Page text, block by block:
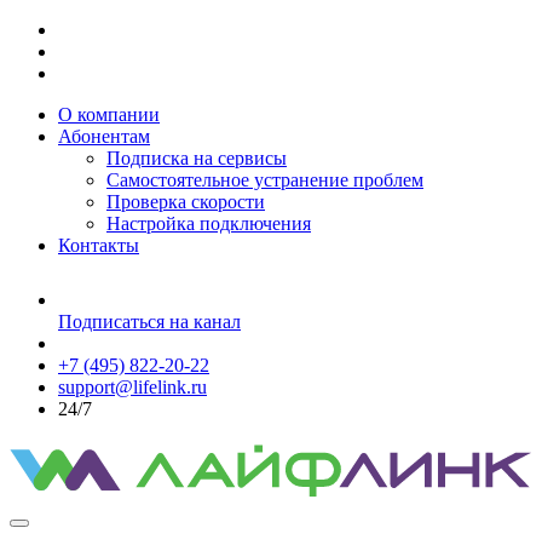
О компании
Абонентам
Подписка на сервисы
Самостоятельное устранение проблем
Проверка скорости
Настройка подключения
Контакты
Подписаться на канал
+7 (495) 822-20-22
support@lifelink.ru
24/7